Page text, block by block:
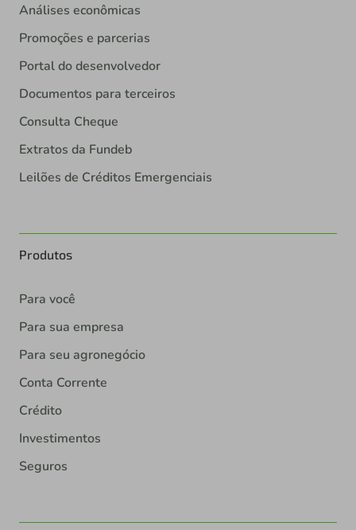
Análises econômicas
Promoções e parcerias
Portal do desenvolvedor
Documentos para terceiros
Consulta Cheque
Extratos da Fundeb
Leilões de Créditos Emergenciais
Produtos
Para você
Para sua empresa
Para seu agronegócio
Conta Corrente
Crédito
Investimentos
Seguros